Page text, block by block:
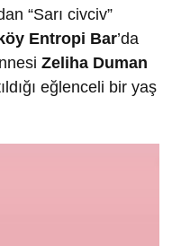
“Sarı civciv”
Entropi Bar’da
Zeliha Duman
eğlenceli bir yaş